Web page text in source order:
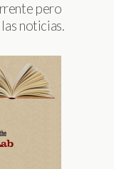
pero
noticias.